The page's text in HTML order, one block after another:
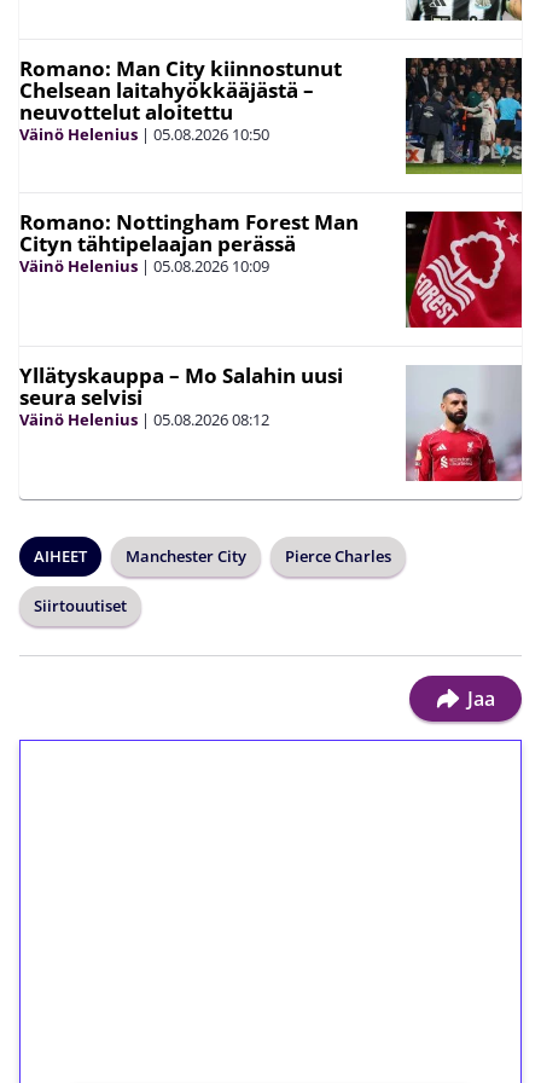
Romano: Man City kiinnostunut
Chelsean laitahyökkääjästä –
neuvottelut aloitettu
Väinö Helenius | 05.08.2026 10:50
Romano: Nottingham Forest Man
Cityn tähtipelaajan perässä
Väinö Helenius | 05.08.2026 10:09
Yllätyskauppa – Mo Salahin uusi
seura selvisi
Väinö Helenius | 05.08.202608:12
AIHEET Manchester City Pierce Charles
Siirtouutiset
Jaa